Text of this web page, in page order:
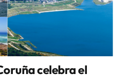
celebra el